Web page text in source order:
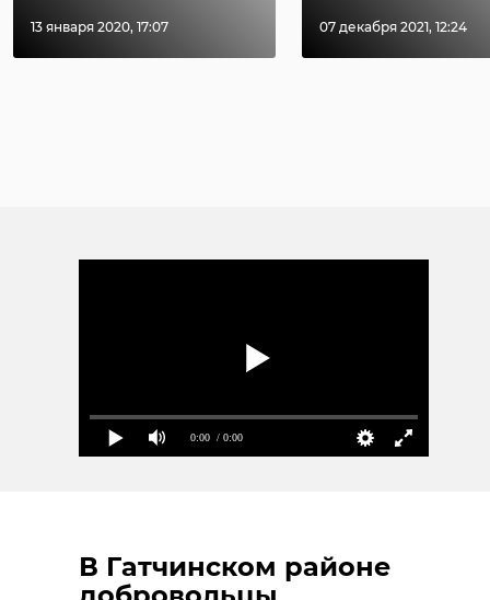
13 января 2020, 17:07 07 декабря 2021, 12:24
0:00 / 0:00
В Гатчинском районе